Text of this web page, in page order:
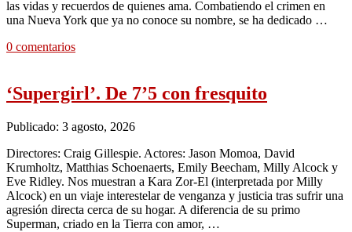
las vidas y recuerdos de quienes ama. Combatiendo el crimen en
una Nueva York que ya no conoce su nombre, se ha dedicado …
0 comentarios
‘Supergirl’. De 7’5 con fresquito
Publicado: 3 agosto, 2026
Directores: Craig Gillespie. Actores: Jason Momoa, David
Krumholtz, Matthias Schoenaerts, Emily Beecham, Milly Alcock y
Eve Ridley. Nos muestran a Kara Zor-El (interpretada por Milly
Alcock) en un viaje interestelar de venganza y justicia tras sufrir una
agresión directa cerca de su hogar. A diferencia de su primo
Superman, criado en la Tierra con amor, …